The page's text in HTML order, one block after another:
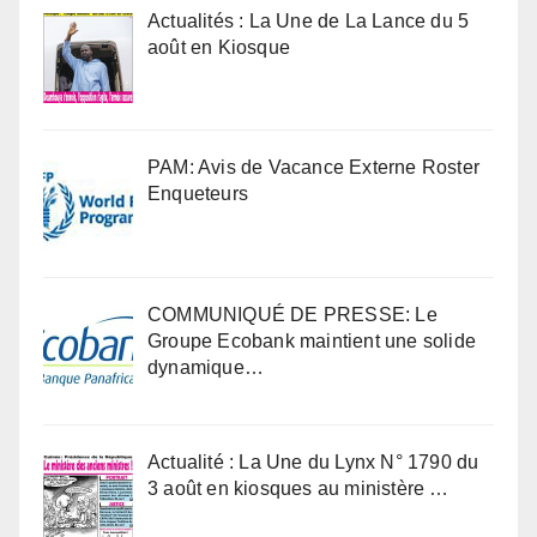
Actualités : La Une de La Lance du 5
août en Kiosque
PAM: Avis de Vacance Externe Roster
Enqueteurs
COMMUNIQUÉ DE PRESSE: Le
Groupe Ecobank maintient une solide
dynamique…
Actualité : La Une du Lynx N° 1790 du
3 août en kiosques au ministère …